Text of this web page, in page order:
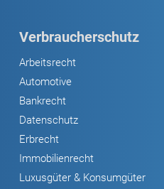
Verbraucherschutz
Arbeitsrecht
Automotive
Bankrecht
Datenschutz
Erbrecht
Immobilienrecht
Luxusgüter & Konsumgüter